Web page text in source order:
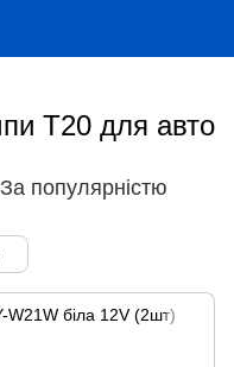
T20 для авто
За популярністю